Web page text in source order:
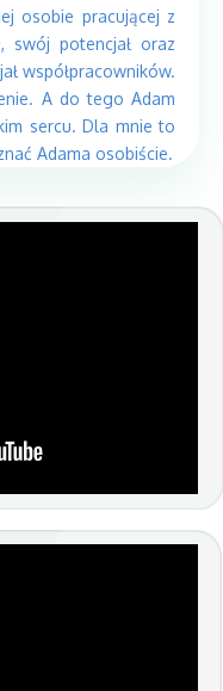
osobie pracującej z
swój potencjał oraz
współpracowników.
A do tego Adam
sercu. Dla mnie to
Adama osobiście.